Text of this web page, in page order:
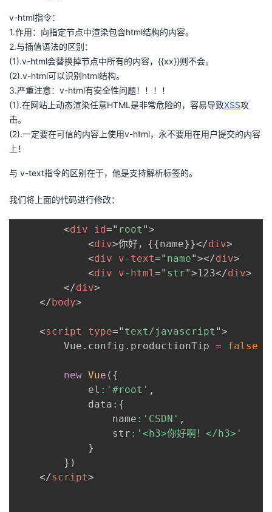
v-html指令：
1.作用：向指定节点中渲染包含html结构的内容。
2.与插值语法的区别：
(1).v-html会替换掉节点中所有的内容，{{xx}}则不会。
(2).v-html可以识别html结构。
3.严重注意：v-html有安全性问题！！！！
(1).在网站上动态渲染任意HTML是非常危险的，容易导致XSS攻
击。
(2).一定要在可信的内容上使用v-html，永不要用在用户提交的内容
上！
与 v-text指令的区别在于，他是支持解析标签的。
我们将上面的代码进行修改：
<div id=" root ">
<div>你好，{{name}}</div>
<div v-text=" name"></div>
<div v-html=" str">123</div>
</div>
</body>
<script type=" text/javascript ">
		Vue
. config . productionTip = false
new Vue ( {
			el
: '#root' ,
			data
: {
				name
: 'CSDN' ,
				str
: '<h3>你好啊！</h3>'
}
} )
</script>